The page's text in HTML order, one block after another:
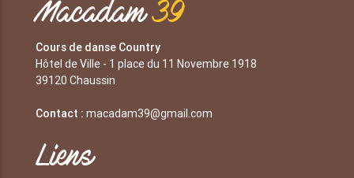
Macadam39
Cours de danse Country
Hôtel de Ville - 1 place du 11 Novembre 1918
39120 Chaussin
Contact : macadam39@gmail.com
Liens